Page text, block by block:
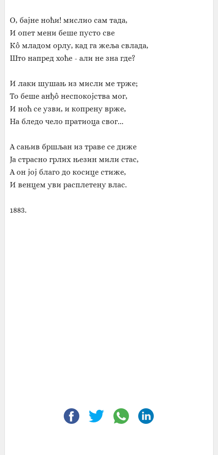
О, бајне ноћи! мислио сам тада,
И опет мени беше пусто све
Кô младом орлу, кад га жеља свлада,
Што напред хоће - али не зна где?
И лаки шушањ из мисли ме трже;
То беше анђô неспокојства мог,
И ноћ се узви, и копрену врже,
На бледо чело пратиоца свог...
А сањив бршљан из траве се диже
Ја страсно грлих њезин мили стас,
А он јој благо до косице стиже,
И венцем уви расплетену влас.
1883.